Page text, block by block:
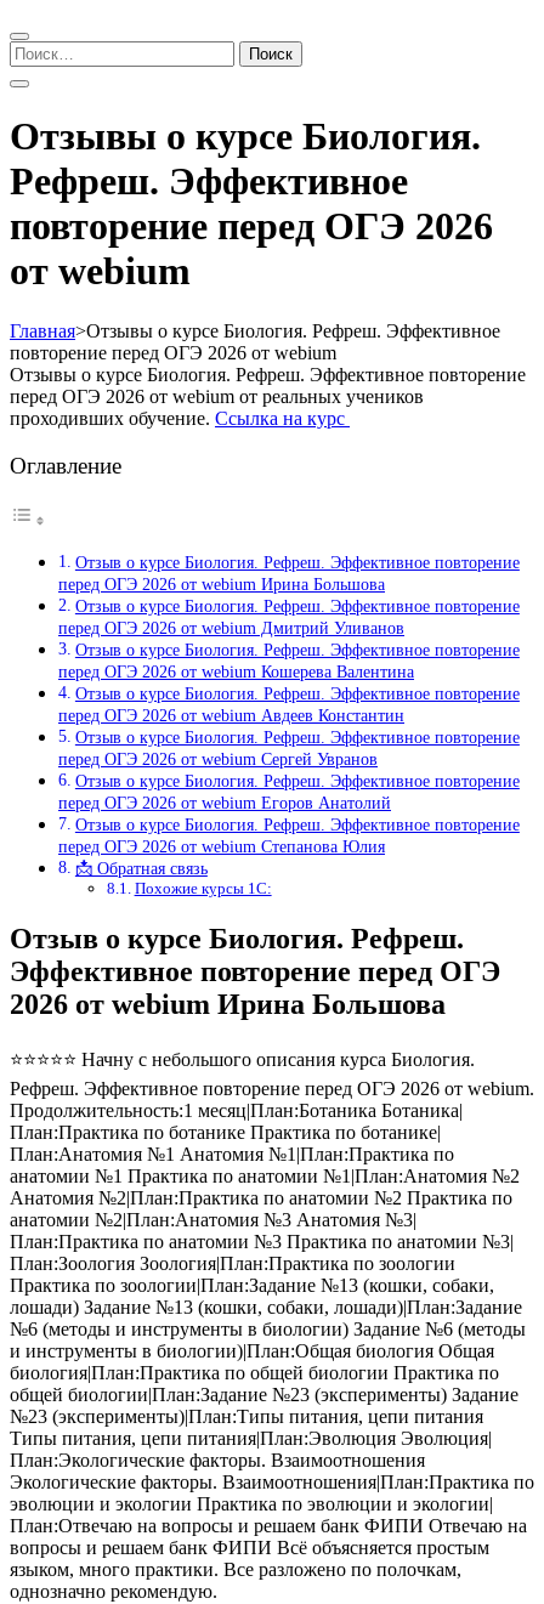
Найти:
Отзывы о курсе Биология.
Рефреш. Эффективное
повторение перед ОГЭ 2026
от webium
Главная>Отзывы о курсе Биология. Рефреш. Эффективное
повторение перед ОГЭ 2026 от webium
Отзывы о курсе Биология. Рефреш. Эффективное повторение
перед ОГЭ 2026 от webium от реальных учеников
проходивших обучение. Ссылка на курс
Оглавление
Отзыв о курсе Биология. Рефреш. Эффективное повторение
перед ОГЭ 2026 от webium Ирина Большова
Отзыв о курсе Биология. Рефреш. Эффективное повторение
перед ОГЭ 2026 от webium Дмитрий Уливанов
Отзыв о курсе Биология. Рефреш. Эффективное повторение
перед ОГЭ 2026 от webium Кошерева Валентина
Отзыв о курсе Биология. Рефреш. Эффективное повторение
перед ОГЭ 2026 от webium Авдеев Константин
Отзыв о курсе Биология. Рефреш. Эффективное повторение
перед ОГЭ 2026 от webium Сергей Увранов
Отзыв о курсе Биология. Рефреш. Эффективное повторение
перед ОГЭ 2026 от webium Егоров Анатолий
Отзыв о курсе Биология. Рефреш. Эффективное повторение
перед ОГЭ 2026 от webium Степанова Юлия
📩 Обратная связь
Похожие курсы 1С:
Отзыв о курсе Биология. Рефреш.
Эффективное повторение перед ОГЭ
2026 от webium Ирина Большова
⭐⭐⭐⭐⭐ Начну с небольшого описания курса Биология.
Рефреш. Эффективное повторение перед ОГЭ 2026 от webium.
Продолжительность:1 месяц|План:Ботаника Ботаника|
План:Практика по ботанике Практика по ботанике|
План:Анатомия №1 Анатомия №1|План:Практика по
анатомии №1 Практика по анатомии №1|План:Анатомия №2
Анатомия №2|План:Практика по анатомии №2 Практика по
анатомии №2|План:Анатомия №3 Анатомия №3|
План:Практика по анатомии №3 Практика по анатомии №3|
План:Зоология Зоология|План:Практика по зоологии
Практика по зоологии|План:Задание №13 (кошки, собаки,
лошади) Задание №13 (кошки, собаки, лошади)|План:Задание
№6 (методы и инструменты в биологии) Задание №6 (методы
и инструменты в биологии)|План:Общая биология Общая
биология|План:Практика по общей биологии Практика по
общей биологии|План:Задание №23 (эксперименты) Задание
№23 (эксперименты)|План:Типы питания, цепи питания
Типы питания, цепи питания|План:Эволюция Эволюция|
План:Экологические факторы. Взаимоотношения
Экологические факторы. Взаимоотношения|План:Практика по
эволюции и экологии Практика по эволюции и экологии|
План:Отвечаю на вопросы и решаем банк ФИПИ Отвечаю на
вопросы и решаем банк ФИПИ Всё объясняется простым
языком, много практики. Все разложено по полочкам,
однозначно рекомендую.